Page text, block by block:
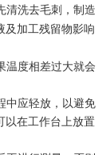
洗去毛刺， 制造
及加工残留物影响
温度相差过大就会
中应轻放，以避免
以在工作台上放置